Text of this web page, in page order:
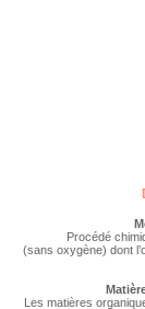
Procédé
(sans oxygène) dont
Les matières